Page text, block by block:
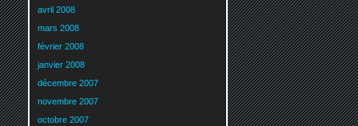
avril 2008
mars 2008
février 2008
janvier 2008
décembre 2007
novembre 2007
octobre 2007